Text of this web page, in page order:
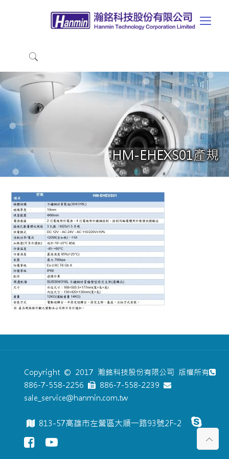
HM-EHEXS01產規
Copyright © 2017 瀚銘科技股份有限公司 版權所有
886-7-558-2256
886-7-558-2239
sale_service@hanmin.com.tw
813-57高雄市左營區大順一路93號2F-2